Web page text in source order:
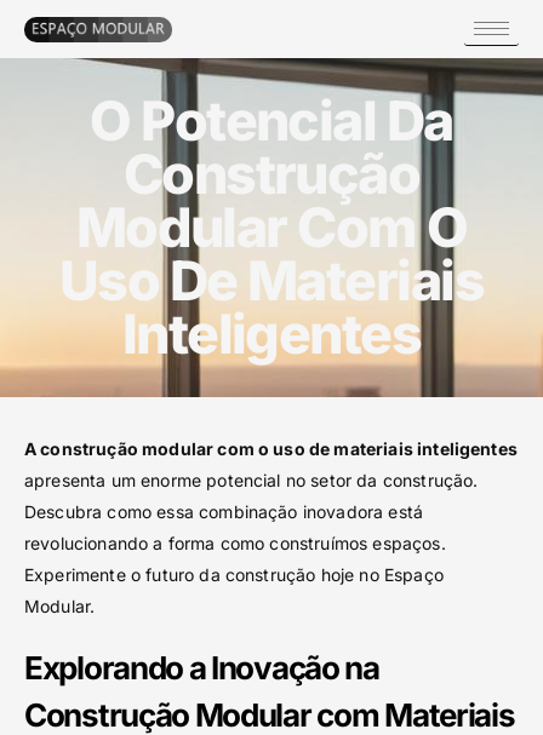
O Potencial Da
Construção
Modular Com O
Uso De Materiais
Inteligentes
A construção modular com o uso de materiais inteligentes
apresenta um enorme potencial no setor da construção.
Descubra como essa combinação inovadora está
revolucionando a forma como construímos espaços.
Experimente o futuro da construção hoje no Espaço
Modular.
Explorando a Inovação na
Construção Modular com Materiais